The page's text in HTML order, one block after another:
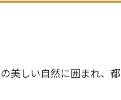
美しい自然に囲まれ、